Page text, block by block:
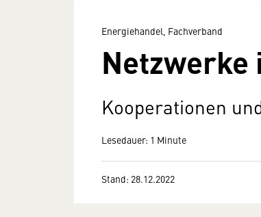
Energiehandel, Fachverband
Netzwerke
Kooperationen
Lesedauer: 1 Minute
Stand: 28.12.2022